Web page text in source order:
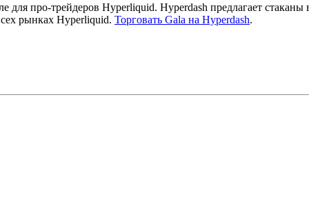
про-трейдеров Hyperliquid. Hyperdash предлагает
рынках Hyperliquid. Торговать Gala на Hyperdash.